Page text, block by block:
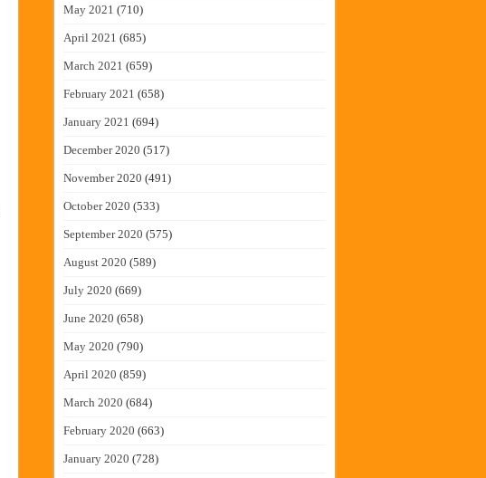
May 2021 (710)
April 2021 (685)
March 2021 (659)
February 2021 (658)
January 2021 (694)
December 2020 (517)
November 2020 (491)
October 2020 (533)
September 2020 (575)
August 2020 (589)
July 2020 (669)
June 2020 (658)
May 2020 (790)
April 2020 (859)
March 2020 (684)
February 2020 (663)
January 2020 (728)